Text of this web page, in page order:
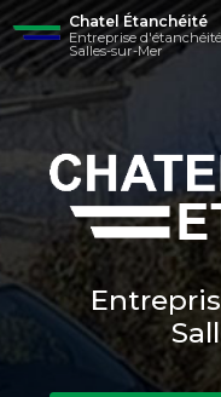
Aller
au
contenu
principal
Chatel Étanchéité
Entreprise d'étanchéité à
Salles-sur-Mer